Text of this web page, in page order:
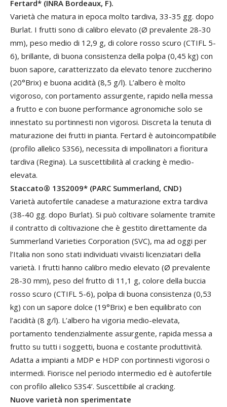
Fertard* (INRA Bordeaux, F).
Varietà che matura in epoca molto tardiva, 33-35 gg. dopo
Burlat. I frutti sono di calibro elevato (Ø prevalente 28-30
mm), peso medio di 12,9 g, di colore rosso scuro (CTIFL 5-
6), brillante, di buona consistenza della polpa (0,45 kg) con
buon sapore, caratterizzato da elevato tenore zuccherino
(20°Brix) e buona acidità (8,5 g/l). L’albero è molto
vigoroso, con portamento assurgente, rapido nella messa
a frutto e con buone performance agronomiche solo se
innestato su portinnesti non vigorosi. Discreta la tenuta di
maturazione dei frutti in pianta. Fertard è autoincompatibile
(profilo allelico S3S6), necessita di impollinatori a fioritura
tardiva (Regina). La suscettibilità al cracking è medio-
elevata.
Staccato® 13S2009* (PARC Summerland, CND)
Varietà autofertile canadese a maturazione extra tardiva
(38-40 gg. dopo Burlat). Si può coltivare solamente tramite
il contratto di coltivazione che è gestito direttamente da
Summerland Varieties Corporation (SVC), ma ad oggi per
l’Italia non sono stati individuati vivaisti licenziatari della
varietà. I frutti hanno calibro medio elevato (Ø prevalente
28-30 mm), peso del frutto di 11,1 g, colore della buccia
rosso scuro (CTIFL 5-6), polpa di buona consistenza (0,53
kg) con un sapore dolce (19°Brix) e ben equilibrato con
l’acidità (8 g/l). L’albero ha vigoria medio-elevata,
portamento tendenzialmente assurgente, rapida messa a
frutto su tutti i soggetti, buona e costante produttività.
Adatta a impianti a MDP e HDP con portinnesti vigorosi o
intermedi. Fiorisce nel periodo intermedio ed è autofertile
con profilo allelico S3S4’. Suscettibile al cracking.
Nuove varietà non sperimentate